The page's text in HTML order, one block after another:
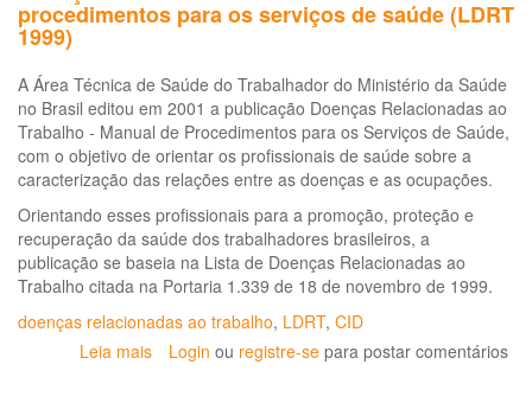
procedimentos para os serviços de saúde (LDRT
1999)
A Área Técnica de Saúde do Trabalhador do Ministério da Saúde
no Brasil editou em 2001 a publicação Doenças Relacionadas ao
Trabalho - Manual de Procedimentos para os Serviços de Saúde,
com o objetivo de orientar os profissionais de saúde sobre a
caracterização das relações entre as doenças e as ocupações.
Orientando esses profissionais para a promoção, proteção e
recuperação da saúde dos trabalhadores brasileiros, a
publicação se baseia na Lista de Doenças Relacionadas ao
Trabalho citada na Portaria 1.339 de 18 de novembro de 1999.
doenças relacionadas ao trabalho, LDRT, CID
Leia mais sobre
Login ou registre-se para postar comentários